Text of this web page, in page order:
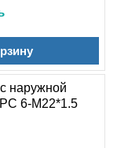
наружной
6-М22*1.5